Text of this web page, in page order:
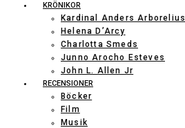
KRÖNIKOR
Kardinal Anders Arborelius
Helena D’Arcy
Charlotta Smeds
Junno Arocho Esteves
John L. Allen Jr
RECENSIONER
Böcker
Film
Musik